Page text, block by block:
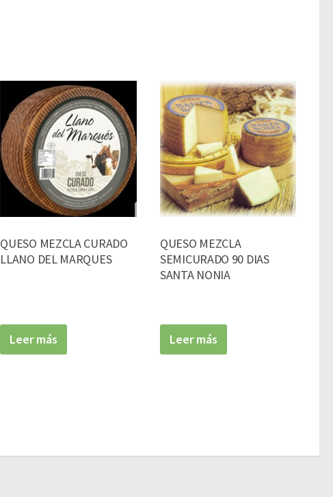
QUESO MEZCLA CURADO
LLANO DEL MARQUES
Leer más
QUESO MEZCLA
SEMICURADO 90 DIAS
SANTA NONIA
Leer más